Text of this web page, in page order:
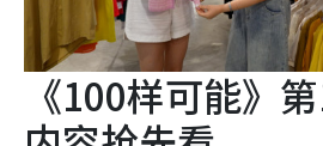
《100样可能》